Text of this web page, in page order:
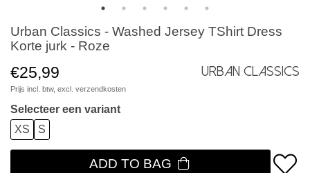
Urban Classics - Washed Jersey TShirt Dress
Korte jurk - Roze
€25,99
Prijs incl. btw, excl. verzendkosten
Urban Classics
Selecteer een variant
XS
S
ADD TO BAG